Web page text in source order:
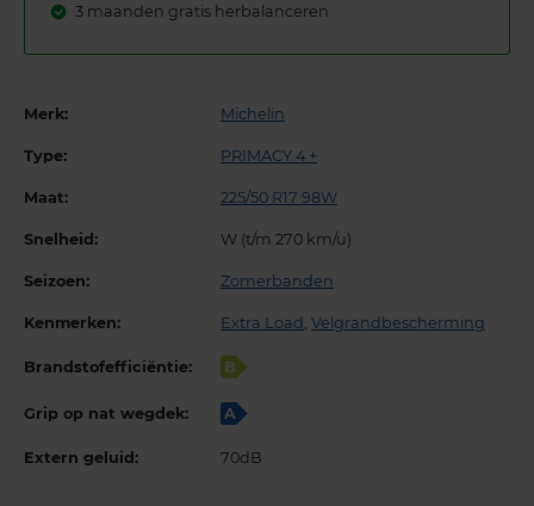
3 maanden gratis herbalanceren
Merk: Michelin
Type: PRIMACY 4 +
Maat: 225/50 R17 98W
Snelheid: W (t/m 270 km/u)
Seizoen: Zomerbanden
Kenmerken: Extra Load , Velgrandbescherming
Brandstofefficiëntie: B
Grip op nat wegdek: A
Extern geluid: 70dB